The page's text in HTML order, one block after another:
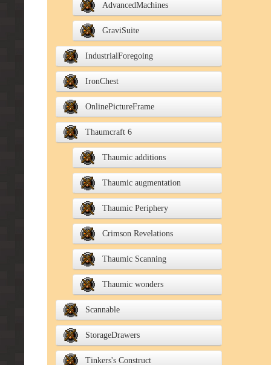
AdvancedMachines
GraviSuite
IndustrialForegoing
IronChest
OnlinePictureFrame
Thaumcraft 6
Thaumic additions
Thaumic augmentation
Thaumic Periphery
Crimson Revelations
Thaumic Scanning
Thaumic wonders
Scannable
StorageDrawers
Tinkers's Construct